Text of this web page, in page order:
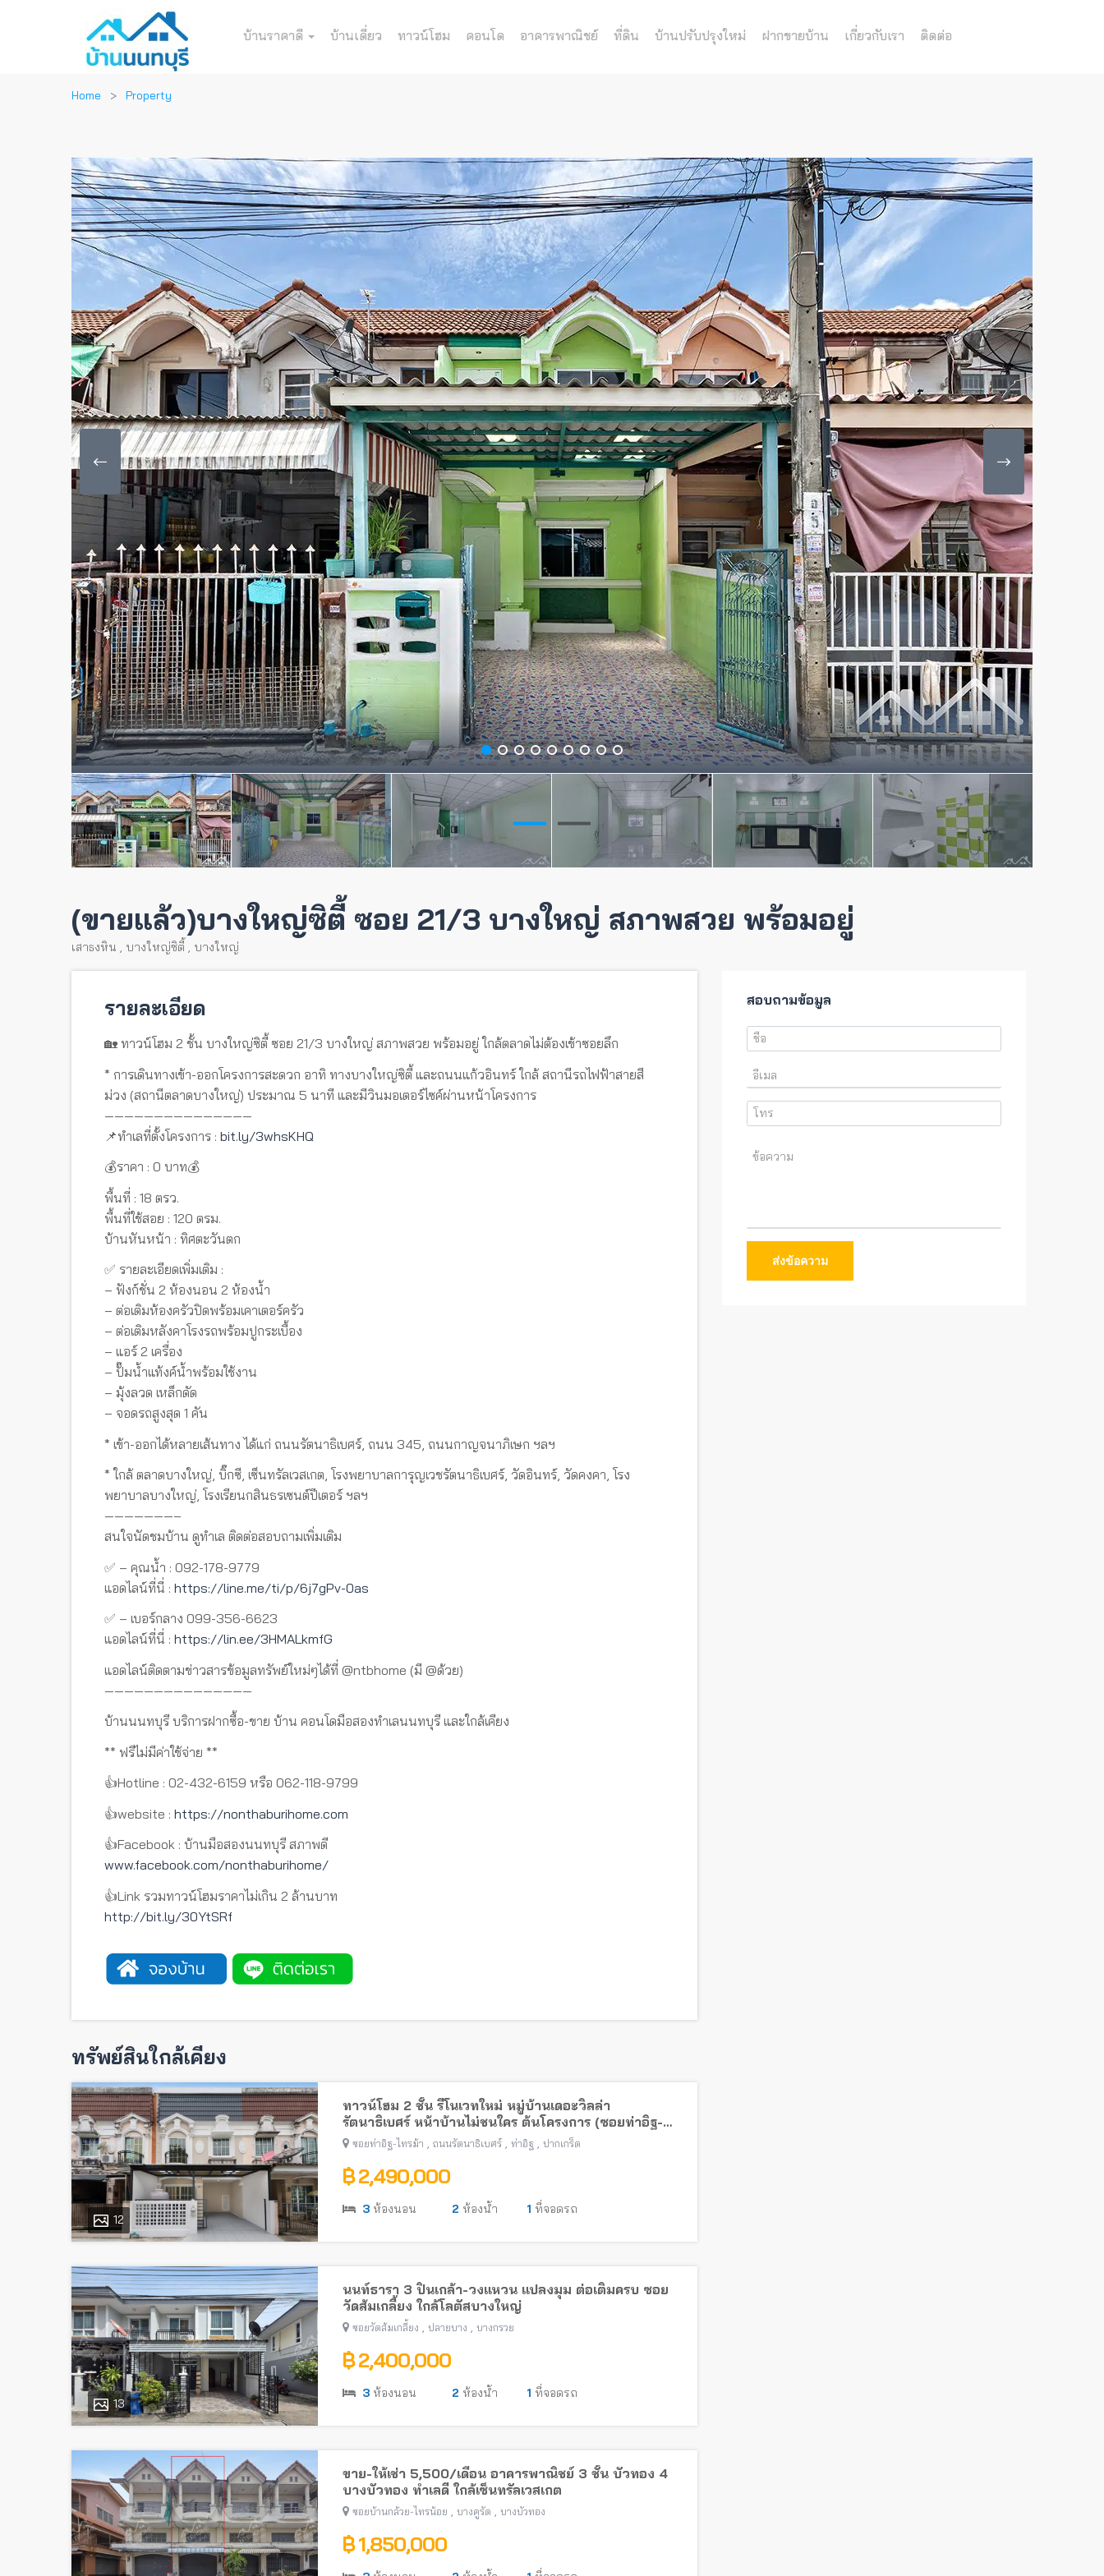
บ้านราคาดี บ้านเดี่ยว ทาวน์โฮม คอนโด อาคารพาณิชย์ ที่ดิน บ้านปรับปรุงใหม่ ฝากขายบ้าน เกี่ยวกับเรา ติดต่อ
Home Property
(ขายแล้ว)บางใหญ่ซิตี้ ซอย 21/3 บางใหญ่ สภาพสวย พร้อมอยู่
เสาธงหิน , บางใหญ่ซิตี้ , บางใหญ่
รายละเอียด
🏡 ทาวน์โฮม 2 ชั้น บางใหญ่ซิตี้ ซอย 21/3 บางใหญ่ สภาพสวย พร้อมอยู่ ใกล้ตลาดไม่ต้องเข้าซอยลึก
* การเดินทางเข้า-ออกโครงการสะดวก อาทิ ทางบางใหญ่ซิตี้ และถนนแก้วอินทร์ ใกล้ สถานีรถไฟฟ้าสายสี
ม่วง (สถานีตลาดบางใหญ่) ประมาณ 5 นาที และมีวินมอเตอร์ไซค์ผ่านหน้าโครงการ
———————————————
📌ทำเลที่ตั้งโครงการ : bit.ly/3whsKHQ
💰ราคา : 0 บาท💰
พื้นที่ : 18 ตรว.
พื้นที่ใช้สอย : 120 ตรม.
บ้านหันหน้า : ทิศตะวันตก
✅ รายละเอียดเพิ่มเติม :
– ฟังก์ชั่น 2 ห้องนอน 2 ห้องน้ำ
– ต่อเติมห้องครัวปิดพร้อมเคาเตอร์ครัว
– ต่อเติมหลังคาโรงรถพร้อมปูกระเบื้อง
– แอร์ 2 เครื่อง
– ปั๊มน้ำแท้งค์น้ำพร้อมใช้งาน
– มุ้งลวด เหล็กดัด
– จอดรถสูงสุด 1 คัน
* เข้า-ออกได้หลายเส้นทาง ได้แก่ ถนนรัตนาธิเบศร์, ถนน 345, ถนนกาญจนาภิเษก ฯลฯ
* ใกล้ ตลาดบางใหญ่, บิ๊กซี, เซ็นทรัลเวสเกต, โรงพยาบาลการุญเวชรัตนาธิเบศร์, วัดอินทร์, วัดคงคา, โรง
พยาบาลบางใหญ่, โรงเรียนกสินธรเซนต์ปีเตอร์ ฯลฯ
———————–
สนใจนัดชมบ้าน ดูทำเล ติดต่อสอบถามเพิ่มเติม
✅ – คุณน้ำ : 092-178-9779
แอดไลน์ที่นี่ : https://line.me/ti/p/6j7gPv-0as
✅ – เบอร์กลาง 099-356-6623
แอดไลน์ที่นี่ : https://lin.ee/3HMALkmfG
แอดไลน์ติดตามข่าวสารข้อมูลทรัพย์ใหม่ๆได้ที่ @ntbhome (มี @ด้วย)
———————————————
บ้านนนทบุรี บริการฝากซื้อ-ขาย บ้าน คอนโดมือสองทำเลนนทบุรี และใกล้เคียง
** ฟรีไม่มีค่าใช้จ่าย **
👍Hotline : 02-432-6159 หรือ 062-118-9799
👍website : https://nonthaburihome.com
👍Facebook : บ้านมือสองนนทบุรี สภาพดี
www.facebook.com/nonthaburihome/
👍Link รวมทาวน์โฮมราคาไม่เกิน 2 ล้านบาท
http://bit.ly/30YtSRf
ทรัพย์สินใกล้เคียง
12
ทาวน์โฮม 2 ชั้น รีโนเวทใหม่ หมู่บ้านเดอะวิลล่า
รัตนาธิเบศร์ หน้าบ้านไม่ชนใคร ต้นโครงการ (ซอยท่าอิฐ-
ไทรม้า) พร้อมอยู่ ใกล้รถไฟฟ้าสายสีม่วง
ซอยท่าอิฐ-ไทรม้า , ถนนรัตนาธิเบศร์ , ท่าอิฐ , ปากเกร็ด
฿ 2,490,000
3 ห้องนอน 2 ห้องน้ำ 1 ที่จอดรถ
13
นนท์ธารา 3 ปิ่นเกล้า-วงแหวน แปลงมุม ต่อเติมครบ ซอย
วัดส้มเกลี้ยง ใกล้โลตัสบางใหญ่
ซอยวัดส้มเกลี้ยง , ปลายบาง , บางกรวย
฿ 2,400,000
3 ห้องนอน 2 ห้องน้ำ 1 ที่จอดรถ
ขาย-ให้เช่า 5,500/เดือน อาคารพาณิชย์ 3 ชั้น บัวทอง 4
บางบัวทอง ทำเลดี ใกล้เซ็นทรัลเวสเกต
ซอยบ้านกล้วย-ไทรน้อย บางคูรัด บางบัวทอง
฿ 1,850,000
สอบถามข้อมูล
ส่งข้อความ